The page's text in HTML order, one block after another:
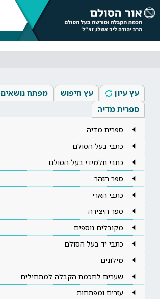
עץ עיון עץ חיפוש
מפתח נושאים
ספרית מדיה
ספרית מדיה
כתבי בעל הסולם
כתבי תלמידי בעל הסולם
ספר הזהר
כתבי הארי
ספר היצירה
מקובלים נוספים
כתבי יד בעל הסולם
מילונים
שערים לחכמת הקבלה למתחילים
עזרים ומפתחות